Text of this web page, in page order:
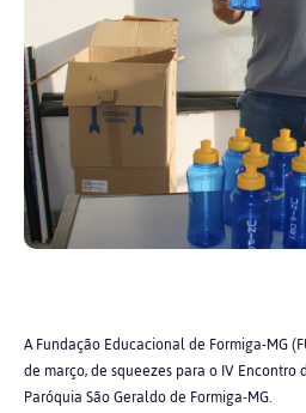
A Fundação Educacional de Formiga-MG
de março, de squeezes para o IV Encontro
Paróquia São Geraldo de Formiga-MG.